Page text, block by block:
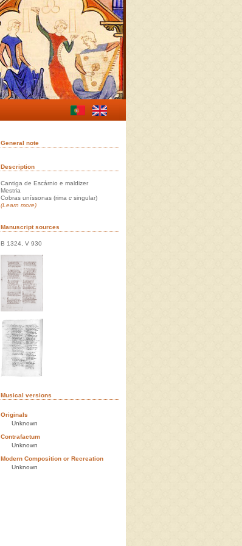
General note
Description
Cantiga de Escárnio e maldizer
Mestria
Cobras uníssonas (rima c singular)
(Learn more)
Manuscript sources
B 1324, V 930
Musical versions
Originals
Unknown
Contrafactum
Unknown
Modern Composition or Recreation
Unknown